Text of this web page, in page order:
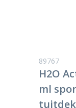
89767
H2O
ml